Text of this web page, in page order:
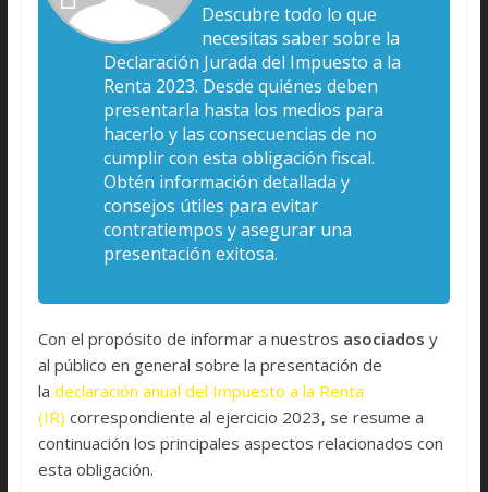
Descubre todo lo que
necesitas saber sobre la
Declaración Jurada del Impuesto a la
Renta 2023. Desde quiénes deben
presentarla hasta los medios para
hacerlo y las consecuencias de no
cumplir con esta obligación fiscal.
Obtén información detallada y
consejos útiles para evitar
contratiempos y asegurar una
presentación exitosa.
Con el propósito de informar a nuestros asociados y
al público en general sobre la presentación de
la declaración anual del Impuesto a la Renta
(IR) correspondiente al ejercicio 2023, se resume a
continuación los principales aspectos relacionados con
esta obligación.